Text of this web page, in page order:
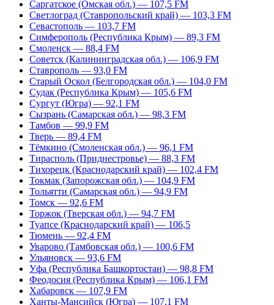
Саргатское (Омская обл.) — 107,5 FM
Светлоград (Ставропольский край) — 103,3 FM
Севастополь — 103,7 FM
Симферополь (Республика Крым) — 89,3 FM
Смоленск — 88,4 FM
Советск (Калининградская обл.) — 106,9 FM
Ставрополь — 93,0 FM
Старый Оскол (Белгородская обл.) — 104,0 FM
Судак (Республика Крым) — 105,6 FM
Сургут (Югра) — 92,1 FM
Сызрань (Самарская обл.) — 98,3 FM
Тамбов — 99,9 FM
Тверь — 89,4 FM
Тёмкино (Смоленская обл.) — 96,1 FM
Тирасполь (Приднестровье) — 88,3 FM
Тихорецк (Краснодарский край) — 102,4 FM
Токмак (Запорожская обл.) — 104,9 FM
Тольятти (Самарская обл.) — 94,9 FM
Томск — 92,6 FM
Торжок (Тверская обл.) — 94,7 FM
Туапсе (Краснодарский край) — 106,5
Тюмень — 92,4 FM
Уварово (Тамбовская обл.) — 100,6 FM
Ульяновск — 93,6 FM
Уфа (Республика Башкортостан) — 98,8 FM
Феодосия (Республика Крым) — 106,1 FM
Хабаровск — 107,9 FM
Ханты-Мансийск (Югра) — 107,1 FM